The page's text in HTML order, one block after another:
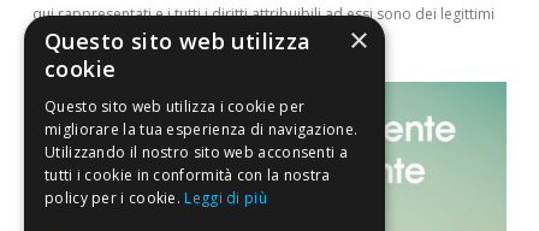
qui rappresentati e i tutti i diritti attribuibili ad essi sono dei legittimi
proprietari.
×
Questo sito web utilizza
cookie
Questo sito web utilizza i cookie per
migliorare la tua esperienza di navigazione.
Utilizzando il nostro sito web acconsenti a
tutti i cookie in conformità con la nostra
policy per i cookie. Leggi di più